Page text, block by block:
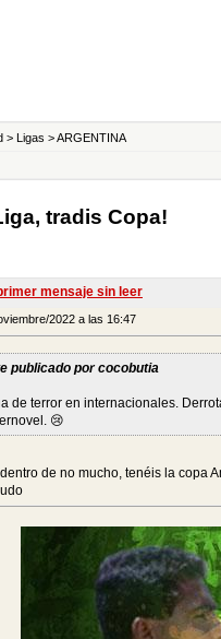
> Ligas >ARGENTINA
tradis Copa!
mensaje sin leer
2022 a las 16:47
publicado por cocobutia
de terror en internacionales.
😢
de no mucho, tenéis la copa